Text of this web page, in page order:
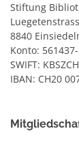
Stiftung
8840
Konto:
SWIFT:
IBAN: CH20